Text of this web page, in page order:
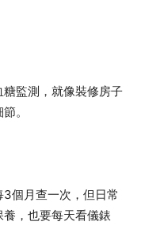
監測，就像裝修房子
。
個月查一次，但日常
，也要每天看儀錶